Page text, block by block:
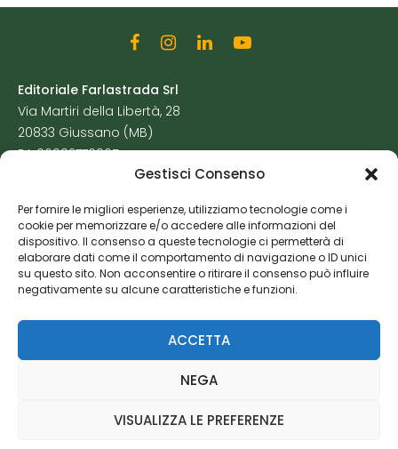
Gestisci Consenso
Per fornire le migliori esperienze, utilizziamo tecnologie come i
cookie per memorizzare e/o accedere alle informazioni del
dispositivo. Il consenso a queste tecnologie ci permetterà di
elaborare dati come il comportamento di navigazione o ID unici
su questo sito. Non acconsentire o ritirare il consenso può influire
negativamente su alcune caratteristiche e funzioni.
ACCETTA
NEGA
VISUALIZZA LE PREFERENZE
Editoriale Farlastrada Srl
Via Martiri della Libertà, 28
20833 Giussano (MB)
P.I. 06982770965
Cookie Policy
Risorse Aggiuntive